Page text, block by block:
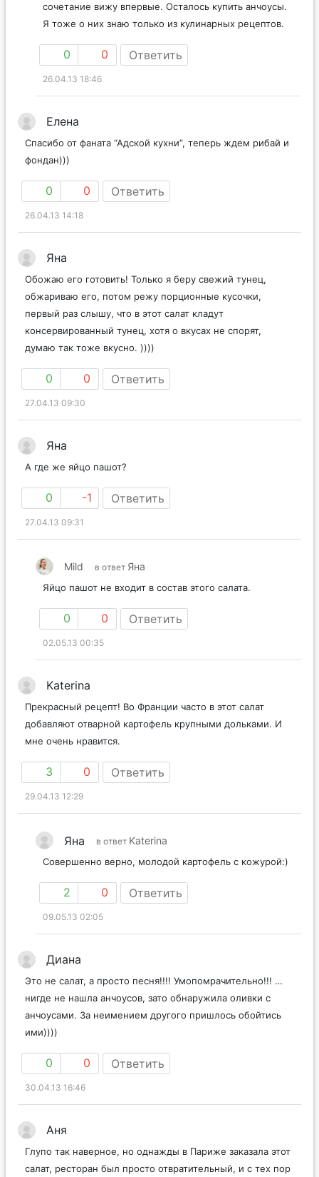
сочетание вижу впервые. Осталось купить анчоусы.
Я тоже о них знаю только из кулинарных рецептов.
0 0 Ответить
26.04.13 18:46
Елена
Спасибо от фаната “Адской кухни”, теперь ждем рибай и
фондан)))
0 0 Ответить
26.04.13 14:18
Яна
Обожаю его готовить! Только я беру свежий тунец,
обжариваю его, потом режу порционные кусочки,
первый раз слышу, что в этот салат кладут
консервированный тунец, хотя о вкусах не спорят,
думаю так тоже вкусно. ))))
0 0 Ответить
27.04.13 09:30
Яна
А где же яйцо пашот?
0 -1 Ответить
27.04.13 09:31
Mild в ответ Яна
Яйцо пашот не входит в состав этого салата.
0 0 Ответить
02.05.13 00:35
Katerina
Прекрасный рецепт! Во Франции часто в этот салат
добавляют отварной картофель крупными дольками. И
мне очень нравится.
3 0 Ответить
29.04.13 12:29
Яна в ответ Katerina
Совершенно верно, молодой картофель с кожурой:)
2 0 Ответить
09.05.13 02:05
Диана
Это не салат, а просто песня!!!! Умопомрачительно!!! …
нигде не нашла анчоусов, зато обнаружила оливки с
анчоусами. За неимением другого пришлось обойтись
ими))))
0 0 Ответить
30.04.13 16:46
Аня
Глупо так наверное, но однажды в Париже заказала этот
салат, ресторан был просто отвратительный, и с тех пор